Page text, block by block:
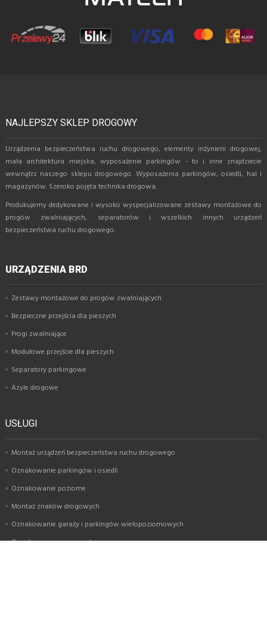
NAJLEPSZY SKLEP DROGOWY
Urządzenia bezpieczeństwa ruchu drogowego, elementy inżynierii drogowej,
mała architektura miejska, wyposażenie parkingów - to i inne znajdziecie
wewnątrz naszego sklepu drogowego. Wyposażenia parkingów, osiedli, hal i
magazynów. Szeroko pojęta technika drogowa.
Produkujemy dedykowane i wysoko wyspecjalizowane zestawy montażowe do
progów zwalniających, separatorów i wszelkich innych urządzeń
bezpieczeństwa ruchu drogowego.
URZĄDZENIA BRD
Zestawy montażowe do progów zwalniających
Bezpieczne przejścia dla pieszych
Progi zwalniające
Modułowe przejście dla pieszych
Separatory parkingowe
Azyle drogowe
USŁUGI
Montaż urządzeń bezpieczeństwa ruchu drogowego
Oznakowanie parkingów i osiedli
Oznakowanie poziome
Montaż znaków drogowych
Oznakowanie garaży i parkingów wielopoziomowych
Oznakowanie magazynów